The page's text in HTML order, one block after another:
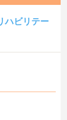
ハビリテー